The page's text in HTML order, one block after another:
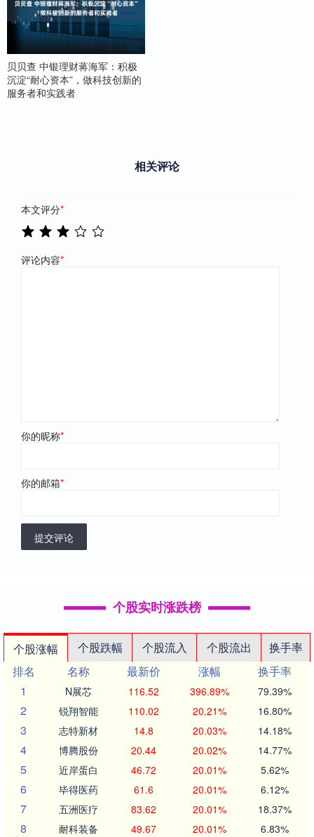
贝贝查 中银理财蒋海军：积极
沉淀“耐心资本”，做科技创新的
服务者和实践者
相关评论
本文评分*
评论内容*
你的昵称*
你的邮箱*
提交评论
个股实时涨跌榜
个股涨幅 个股跌幅 个股流入 个股流出
换手率
排名
名称 最新价 涨幅
换手率
1
N展芯 116.52 396.89% 79.39%
2 锐翔智能 110.02 20.21% 16.80%
3 志特新材 14.8 20.03% 14.18%
4 博腾股份 20.44 20.02% 14.77%
5 近岸蛋白 46.72 20.01% 5.62%
6 毕得医药 61.6 20.01% 6.12%
7 五洲医疗 83.62 20.01% 18.37%
8 耐科装备 49.67 20.01% 6.83%